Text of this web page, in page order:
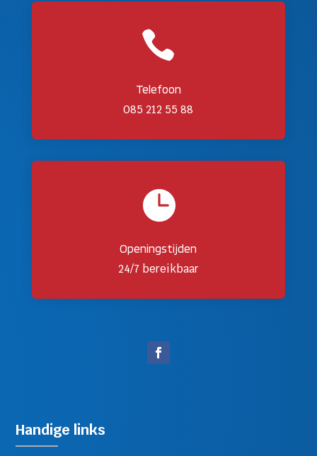

Telefoon
085 212 55 88

Openingstijden
24/7 bereikbaar
Handige links